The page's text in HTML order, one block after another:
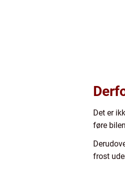
Det er
føre
frost